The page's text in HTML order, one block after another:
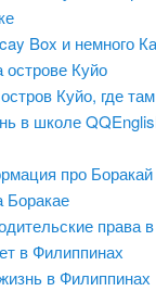
Box и немного
острове Куйо
Куйо, где
в школе
про Боракай
Боракае
права
в Филиппинах
в Филиппинах